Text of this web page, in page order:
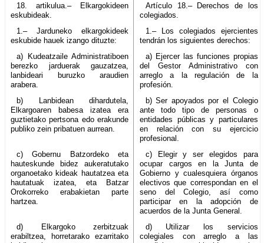
18. artikulua.– Elkargokideen
eskubideak.
Artículo 18.– Derechos de los
colegiados.
1.– Jarduneko elkargokideek
eskubide hauek izango dituzte:
1.– Los colegiados ejercientes
tendrán los siguientes derechos:
a) Kudeatzaile Administratiboen
berezko jarduerak gauzatzea,
lanbideari buruzko araudien
arabera.
a) Ejercer las funciones propias
del Gestor Administrativo con
arreglo a la regulación de la
profesión.
b) Lanbidean dihardutela,
Elkargoaren babesa izatea era
guztietako pertsona edo erakunde
publiko zein pribatuen aurrean.
b) Ser apoyados por el Colegio
ante todo tipo de personas o
entidades públicas y particulares
en relación con su ejercicio
profesional.
c) Gobernu Batzordeko eta
hauteskunde bidez aukeratutako
organoetako kideak hautatzea eta
hautatuak izatea, eta Batzar
Orokorreko erabakietan parte
hartzea.
c) Elegir y ser elegidos para
ocupar cargos en la Junta de
Gobierno y cualesquiera órganos
electivos que correspondan en el
seno del Colegio, así como
participar en la adopción de
acuerdos de la Junta General.
d) Elkargoko zerbitzuak
erabiltzea, horretarako ezarritako
d) Utilizar los servicios
colegiales con arreglo a las